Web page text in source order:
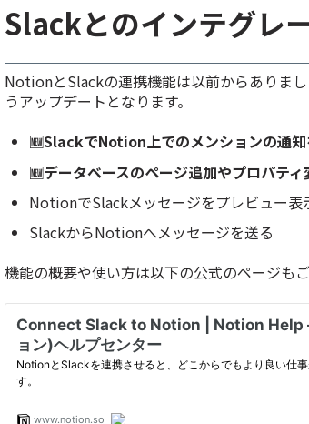
Slackとのインテグレ
NotionとSlackの連携機能は以前からありま
うアップデートとなります。
🆕SlackでNotion上でのメンションの通知
🆕データベースのページ追加やプロパテ
NotionでSlackメッセージをプレビュー表
SlackからNotionへメッセージを送る
機能の概要や使い方は以下の公式のページも